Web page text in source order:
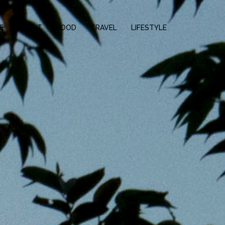
ABOUT FOOD TRAVEL LIFESTYLE